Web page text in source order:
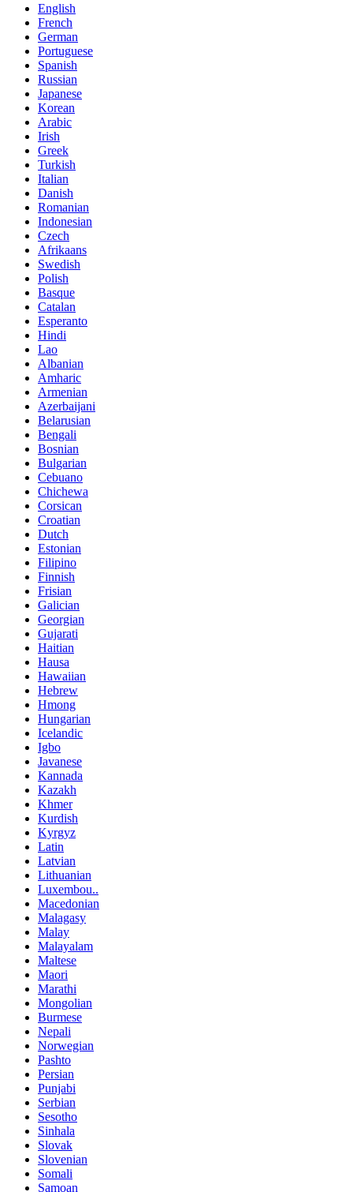
English
French
German
Portuguese
Spanish
Russian
Japanese
Korean
Arabic
Irish
Greek
Turkish
Italian
Danish
Romanian
Indonesian
Czech
Afrikaans
Swedish
Polish
Basque
Catalan
Esperanto
Hindi
Lao
Albanian
Amharic
Armenian
Azerbaijani
Belarusian
Bengali
Bosnian
Bulgarian
Cebuano
Chichewa
Corsican
Croatian
Dutch
Estonian
Filipino
Finnish
Frisian
Galician
Georgian
Gujarati
Haitian
Hausa
Hawaiian
Hebrew
Hmong
Hungarian
Icelandic
Igbo
Javanese
Kannada
Kazakh
Khmer
Kurdish
Kyrgyz
Latin
Latvian
Lithuanian
Luxembou..
Macedonian
Malagasy
Malay
Malayalam
Maltese
Maori
Marathi
Mongolian
Burmese
Nepali
Norwegian
Pashto
Persian
Punjabi
Serbian
Sesotho
Sinhala
Slovak
Slovenian
Somali
Samoan